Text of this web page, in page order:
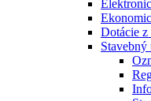
Dotácie z
Stavebný